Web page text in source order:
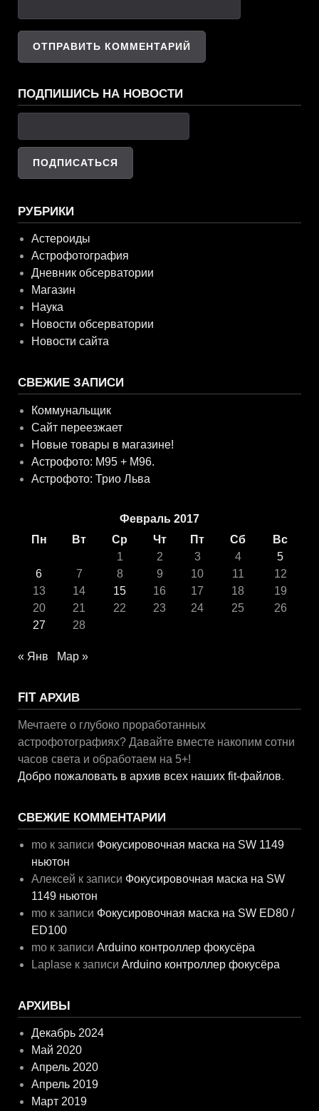
ПОДПИШИСЬ НА НОВОСТИ
РУБРИКИ
Астероиды
Астрофотография
Дневник обсерватории
Магазин
Наука
Новости обсерватории
Новости сайта
СВЕЖИЕ ЗАПИСИ
Коммунальщик
Сайт переезжает
Новые товары в магазине!
Астрофото: M95 + M96.
Астрофото: Трио Льва
Февраль 2017
Пн
Вт Ср Чт Пт Сб
Вс
1
2 3 4
5
6
7 8 9 10 11
12
13
14 15 16 17 18
19
20
21 22 23 24 25
26
27
28
« Янв Мар »
FIT АРХИВ
Мечтаете о глубоко проработанных
астрофотографиях? Давайте вместе накопим сотни
часов света и обработаем на 5+!
Добро пожаловать в архив всех наших fit-файлов.
СВЕЖИЕ КОММЕНТАРИИ
mo к записи Фокусировочная маска на SW 1149
ньютон
Алексей к записи Фокусировочная маска на SW
1149 ньютон
mo к записи Фокусировочная маска на SW ED80 /
ED100
mo к записиArduino контроллер фокусёра
Laplase к записиArduino контроллер фокусёра
АРХИВЫ
Декабрь 2024
Май 2020
Апрель 2020
Апрель 2019
Март 2019